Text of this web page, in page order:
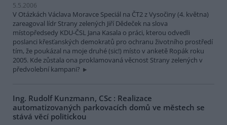
5.5.2006
V Otázkách Václava Moravce Speciál na ČT2 z Vysočiny (4. května)
zareagoval lídr Strany zelených Jiří Dědeček na slova
místopředsedy KDU-ČSL Jana Kasala o práci, kterou odvedli
poslanci křesťanských demokratů pro ochranu životního prostředí
tím, že poukázal na moje druhé (sic!) místo v anketě Ropák roku
2005. Kde zůstala ona proklamovaná věcnost Strany zelených v
předvolební kampani?
Ing. Rudolf Kunzmann, CSc : Realizace
automatizovaných parkovacích domů ve městech se
stává věcí politickou